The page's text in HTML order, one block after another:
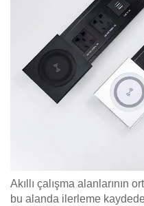
Akıllı çalışma alanlarının
bu alanda ilerleme